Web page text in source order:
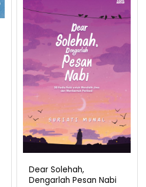
Dear Solehah,
Dengarlah Pesan Nabi